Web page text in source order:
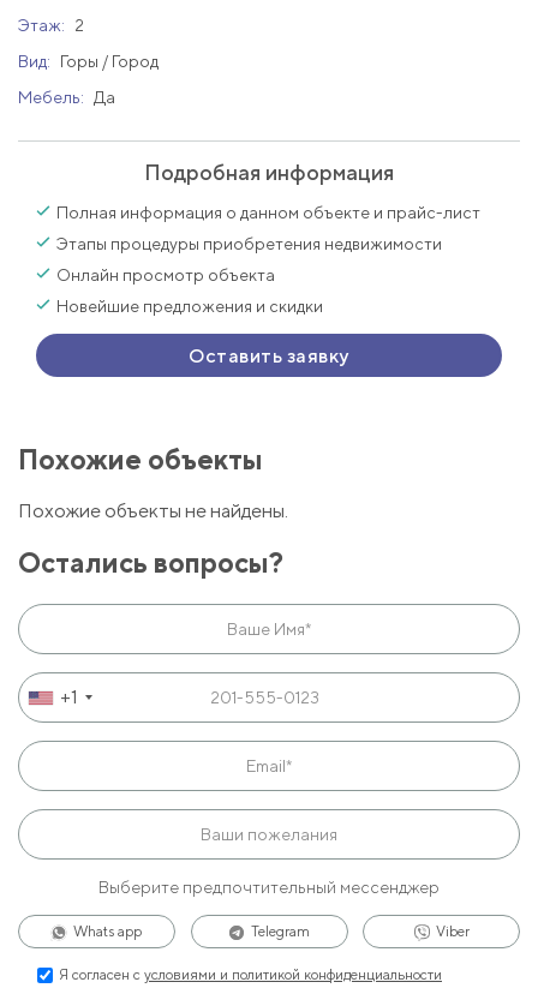
Этаж:
2
Вид:
Горы / Город
Мебель:
Да
Подробная информация
Полная информация о данном объекте и прайс-лист
Этапы процедуры приобретения недвижимости
Онлайн просмотр объекта
Новейшие предложения и скидки
Оставить заявку
Похожие объекты
Похожие объекты не найдены.
Остались вопросы?
+1
Выберите предпочтительный мессенджер
Whats app Telegram Viber
Я согласен с условиями и политикой конфиденциальности